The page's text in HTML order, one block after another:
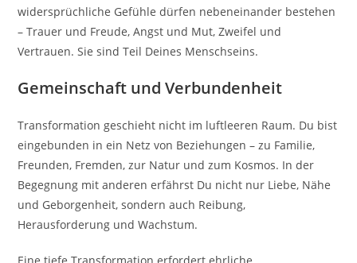
widersprüchliche Gefühle dürfen nebeneinander bestehen
– Trauer und Freude, Angst und Mut, Zweifel und
Vertrauen. Sie sind Teil Deines Menschseins.
Gemeinschaft und Verbundenheit
Transformation geschieht nicht im luftleeren Raum. Du bist
eingebunden in ein Netz von Beziehungen – zu Familie,
Freunden, Fremden, zur Natur und zum Kosmos. In der
Begegnung mit anderen erfährst Du nicht nur Liebe, Nähe
und Geborgenheit, sondern auch Reibung,
Herausforderung und Wachstum.